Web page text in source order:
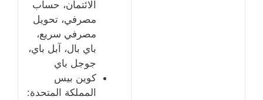
الائتمان، حساب
مصرفي، تحويل
مصرفي سريع،
باي بال، آبل باي،
جوجل باي
كوين بيس
المملكة المتحدة: